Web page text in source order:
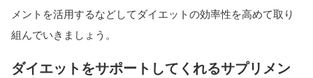
メントを活用するなどしてダイエットの効率性を高めて取り
組んでいきましょう。
ダイエットをサポートしてくれるサプリメン